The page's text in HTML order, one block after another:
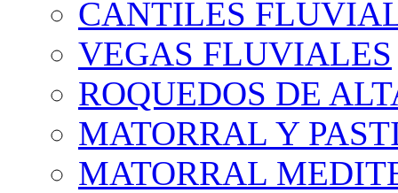
CANTILES
VEGAS FLUVIALES
ROQUEDOS DE
MATORRAL Y
MATORRAL